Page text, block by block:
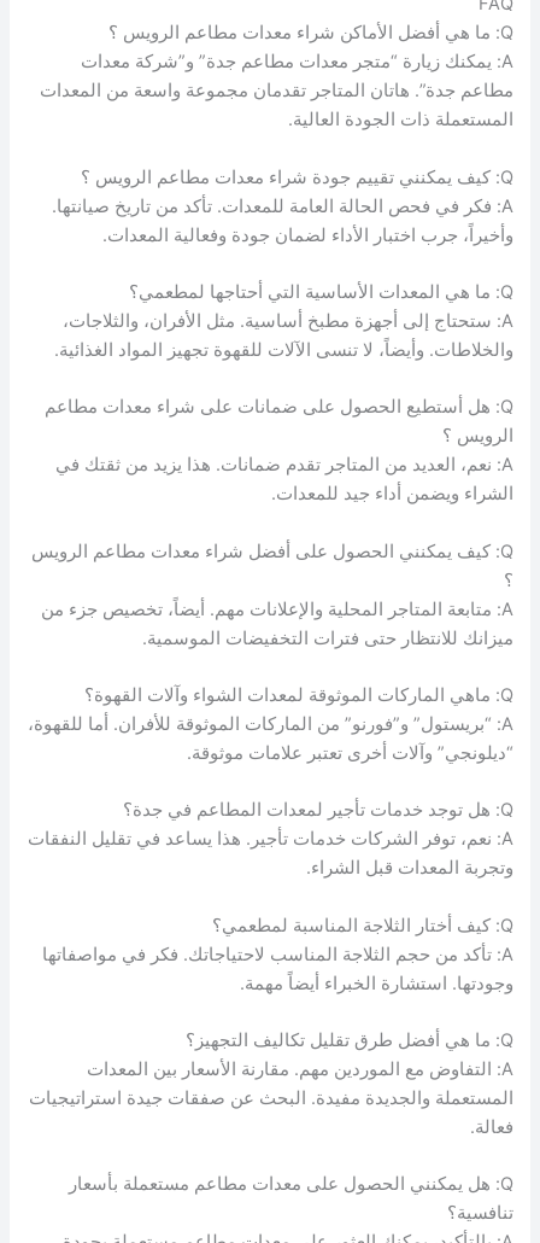
Q: ما هي أفضل الأماكن شراء معدات مطاعم الرويس ؟
A: يمكنك زيارة “متجر معدات مطاعم جدة” و”شركة معدات
مطاعم جدة”. هاتان المتاجر تقدمان مجموعة واسعة من المعدات
المستعملة ذات الجودة العالية.
Q: كيف يمكنني تقييم جودة شراء معدات مطاعم الرويس ؟
A: فكر في فحص الحالة العامة للمعدات. تأكد من تاريخ صيانتها.
وأخيراً، جرب اختبار الأداء لضمان جودة وفعالية المعدات.
Q: ما هي المعدات الأساسية التي أحتاجها لمطعمي؟
A: ستحتاج إلى أجهزة مطبخ أساسية. مثل الأفران، والثلاجات،
والخلاطات. وأيضاً، لا تنسى الآلات للقهوة تجهيز المواد الغذائية.
Q: هل أستطيع الحصول على ضمانات على شراء معدات مطاعم
الرويس ؟
A: نعم، العديد من المتاجر تقدم ضمانات. هذا يزيد من ثقتك في
الشراء ويضمن أداء جيد للمعدات.
Q: كيف يمكنني الحصول على أفضل شراء معدات مطاعم الرويس
؟
A: متابعة المتاجر المحلية والإعلانات مهم. أيضاً، تخصيص جزء من
ميزانك للانتظار حتى فترات التخفيضات الموسمية.
Q: ماهي الماركات الموثوقة لمعدات الشواء وآلات القهوة؟
A: “بريستول” و”فورنو” من الماركات الموثوقة للأفران. أما للقهوة،
“ديلونجي” وآلات أخرى تعتبر علامات موثوقة.
Q: هل توجد خدمات تأجير لمعدات المطاعم في جدة؟
A: نعم، توفر الشركات خدمات تأجير. هذا يساعد في تقليل النفقات
وتجربة المعدات قبل الشراء.
Q: كيف أختار الثلاجة المناسبة لمطعمي؟
A: تأكد من حجم الثلاجة المناسب لاحتياجاتك. فكر في مواصفاتها
وجودتها. استشارة الخبراء أيضاً مهمة.
Q: ما هي أفضل طرق تقليل تكاليف التجهيز؟
A: التفاوض مع الموردين مهم. مقارنة الأسعار بين المعدات
المستعملة والجديدة مفيدة. البحث عن صفقات جيدة استراتيجيات
فعالة.
Q: هل يمكنني الحصول على معدات مطاعم مستعملة بأسعار
تنافسية؟